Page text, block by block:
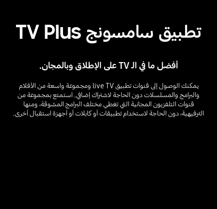
تطبيق سامسونج TV Plus
أفضل ما في الـ TV على الإطلاق وبالمجان.
يمكنك الوصول إلى قنوات تطبيق live TV ومجموعة واسعة من الأفلام
والبرامج والمسلسلات دون الحاجة لاشتراك إضافي. استمتع بمجموعة من
قنوات التلفزيون المجانية التي تغطي مختلف البرامج المشوقة، ومنها
الترفيهية، دون الحاجة لاستخدام تطبيقات أو كابلات أو أجهزة استقبال أخرى.